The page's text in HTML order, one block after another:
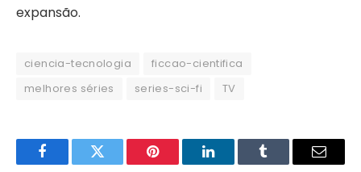
expansão.
ciencia-tecnologia
ficcao-cientifica
melhores séries
series-sci-fi TV
FacebookTwitter Pinterest LinkedInTumblr Email